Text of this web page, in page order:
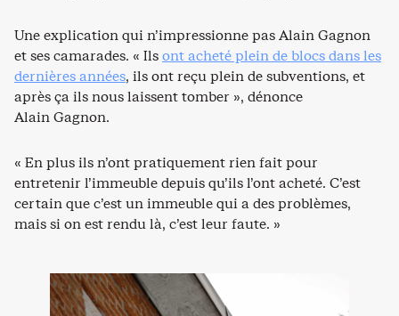
Une explication qui n’impressionne pas Alain Gagnon
et ses camarades. « Ilsont acheté plein de blocs dans les
dernières années, ils ont reçu plein de subventions, et
après ça ils nous laissent tomber », dénonce
Alain Gagnon.
« En plus ils n’ont pratiquement rien fait pour
entretenir l’immeuble depuis qu’ils l’ont acheté. C’est
certain que c’est un immeuble qui a des problèmes,
mais si on est rendu là, c’est leur faute. »